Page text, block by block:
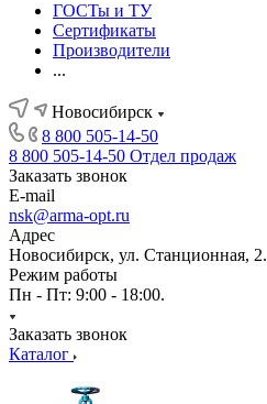
ГОСТы и ТУ
Сертификаты
Производители
...
Новосибирск
8 800 505-14-50
8 800 505-14-50 Отдел продаж
Заказать звонок
E-mail
nsk@arma-opt.ru
Адрес
Новосибирск, ул. Станционная, 2.
Режим работы
Пн - Пт: 9:00 - 18:00.
Заказать звонок
Каталог